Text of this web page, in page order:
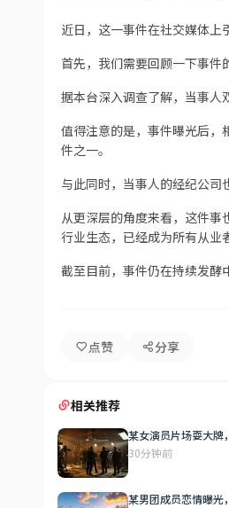
近日，这一事件在社交媒体上
首先，我们需要回顾一下事件
据本台深入调查了解，当事人
值得注意的是，事件曝光后，
件之一。
与此同时，当事人的经纪公司
从更深层的角度来看，这件
行业生态，已经成为所有从业
截至目前，事件仍在持续发酵
点赞 分享
相关推荐
某女演员片场耍大牌
30分钟前
某男团成员恋情曝光